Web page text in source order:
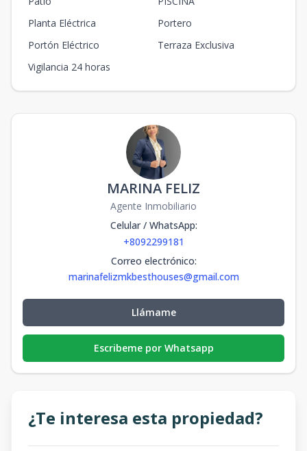
Planta Eléctrica
Portero
Portón Eléctrico
Terraza Exclusiva
Vigilancia 24 horas
MARINA FELIZ
Agente Inmobiliario
Celular / WhatsApp:
+8092299181
Correo electrónico:
marinafelizmkbesthouses@gmail.com
Llámame
Escribeme por Whatsapp
¿Te interesa esta propiedad?